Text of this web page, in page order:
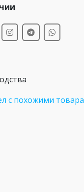
с похожими